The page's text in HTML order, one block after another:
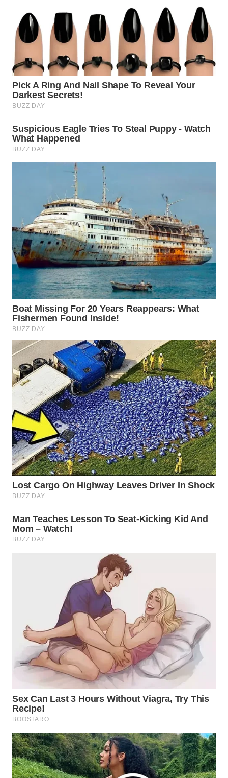
WN
CIREBON
WN
INDRAMAYU
WN
KUNINGAN
WN
MAJALENGKA
WN
SUKABUMI
WN
PURWAKARTA
WN
PRIANGAN
TIMUR
WN
SEMARANG
WN
SOLO
WN
BOROBUDUR
WN
MADURA
WN
SURABAYA
WN
NATUNA
WN
LIKUPANG
LABUANBAJO
WN
Wahana
Media
Group